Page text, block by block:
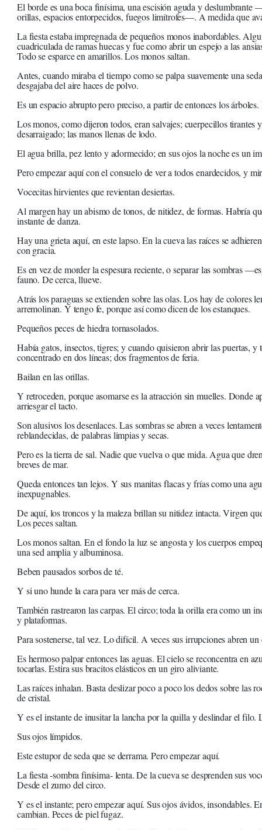
El borde es una boca finísima, una escisión aguda y deslumbrante
orillas, espacios entorpecidos, fuegos limítrofes—. A medida que
La fiesta estaba impregnada de pequeños monos inabordables.
cuadriculada de ramas huecas y fue como abrir un espejo a las
Todo se esparce en amarillos. Los monos saltan.
Antes, cuando miraba el tiempo como se palpa suavemente una
desgajaba del aire haces de polvo.
Es un espacio abrupto pero preciso, a partir de entonces los
Los monos, como dijeron todos, eran salvajes; cuerpecillos tirantes
desarraigado; las manos llenas de lodo.
El agua brilla, pez lento y adormecido; en sus ojos la noche es un
Pero empezar aquí con el consuelo de ver a todos enardecidos, y
Vocecitas hirvientes que revientan desiertas.
Al margen hay un abismo de tonos, de nitidez, de formas. Habría
instante de danza.
Hay una grieta aquí, en este lapso. En la cueva las raíces se
con gracia.
Es en vez de morder la espesura reciente, o separar las sombras
fauno. De cerca, llueve.
Atrás los paraguas se extienden sobre las olas. Los hay de colores
arremolinan. Y tengo fe, porque así como dicen de los estanques.
Pequeños peces de hiedra tornasolados.
Había gatos, insectos, tigres; y cuando quisieron abrir las puertas, y
concentrado en dos líneas; dos fragmentos de feria.
Bailan en las orillas.
Y retroceden, porque asomarse es la atracción sin muelles. Donde
arriesgar el tacto.
Son alusivos los desenlaces. Las sombras se abren a veces
reblandecidas, de palabras limpias y secas.
Pero es la tierra de sal. Nadie que vuelva o que mida. Agua que
breves de mar.
Queda entonces tan lejos. Y sus manitas flacas y frías como una
inexpugnables.
De aquí, los troncos y la maleza brillan su nitidez intacta. Virgen
Los peces saltan.
Los monos saltan. En el fondo la luz se angosta y los cuerpos
una sed amplia y albuminosa.
Beben pausados sorbos de té.
Y si uno hunde la cara para ver más de cerca.
También rastrearon las carpas. El circo; toda la orilla era como un
y plataformas.
Para sostenerse, tal vez. Lo difícil. A veces sus irrupciones abren un
Es hermoso palpar entonces las aguas. El cielo se reconcentra en
tocarlas. Estira sus bracitos elásticos en un giro aliviante.
Las raíces inhalan. Basta deslizar poco a poco los dedos sobre las
de cristal.
Y es el instante de inusitar la lancha por la quilla y deslindar el filo.
Sus ojos límpidos.
Este estupor de seda que se derrama. Pero empezar aquí.
La fiesta -sombra finísima- lenta. De la cueva se desprenden sus
Desde el zumo del circo.
Y es el instante; pero empezar aquí. Sus ojos ávidos, insondables.
cambian. Peces de piel fugaz.